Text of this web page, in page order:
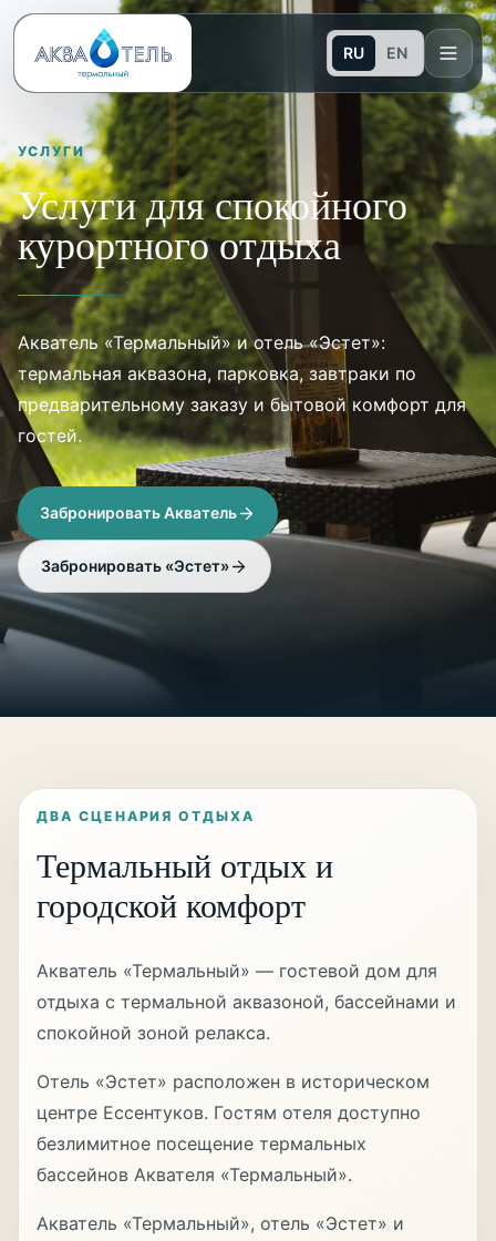
RU EN
УСЛУГИ
Услуги для спокойного
курортного отдыха
Акватель «Термальный» и отель «Эстет»:
термальная аквазона, парковка, завтраки по
предварительному заказу и бытовой комфорт для
гостей.
Забронировать Акватель
Забронировать «Эстет»
ДВА СЦЕНАРИЯ ОТДЫХА
Термальный отдых и
городской комфорт
Акватель «Термальный» — гостевой дом для
отдыха с термальной аквазоной, бассейнами и
спокойной зоной релакса.
Отель «Эстет» расположен в историческом
центре Ессентуков. Гостям отеля доступно
безлимитное посещение термальных
бассейнов Аквателя «Термальный».
Акватель «Термальный», отель «Эстет» и